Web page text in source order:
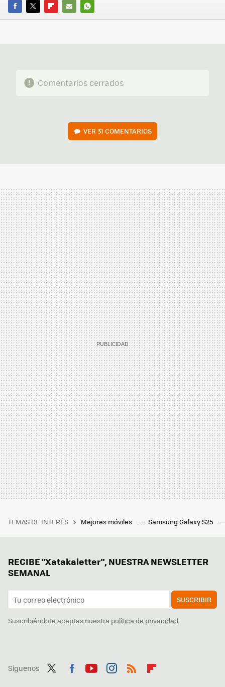
FACEBOOK
TWITTERFLIPBOARD
E-
WHATSAPP
Comentarios cerrados
VER31 COMENTARIOS
TEMAS DE INTERÉS Mejores móviles Samsung Galaxy S25
RECIBE "Xatakaletter", NUESTRA NEWSLETTER
SEMANAL
SUSCRIBIR
Suscribiéndote aceptas nuestra política de privacidad
Síguenos